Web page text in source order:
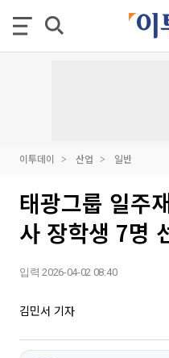
이투데이 산업 일반
태광그룹 일주
사 장학생 7명
입력 2026-04-02 08:40
김민서 기자